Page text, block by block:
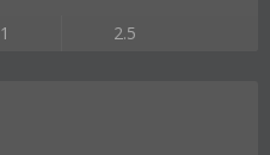
1 2.5